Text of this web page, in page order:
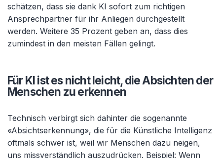
schätzen, dass sie dank KI sofort zum richtigen
Ansprechpartner für ihr Anliegen durchgestellt
werden. Weitere 35 Prozent geben an, dass dies
zumindest in den meisten Fällen gelingt.
Für KI ist es nicht leicht, die Absichten der
Menschen zu erkennen
Technisch verbirgt sich dahinter die sogenannte
«Absichtserkennung», die für die Künstliche Intelligenz
oftmals schwer ist, weil wir Menschen dazu neigen,
uns missverständlich auszudrücken. Beispiel: Wenn